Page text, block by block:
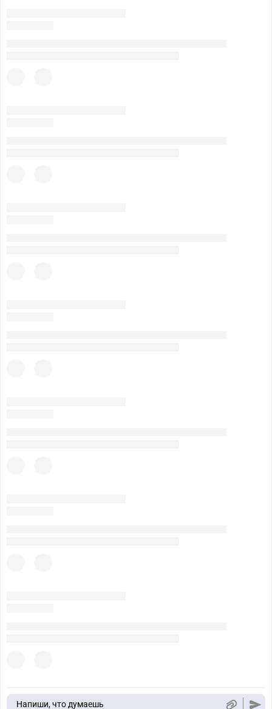
Напиши, что думаешь